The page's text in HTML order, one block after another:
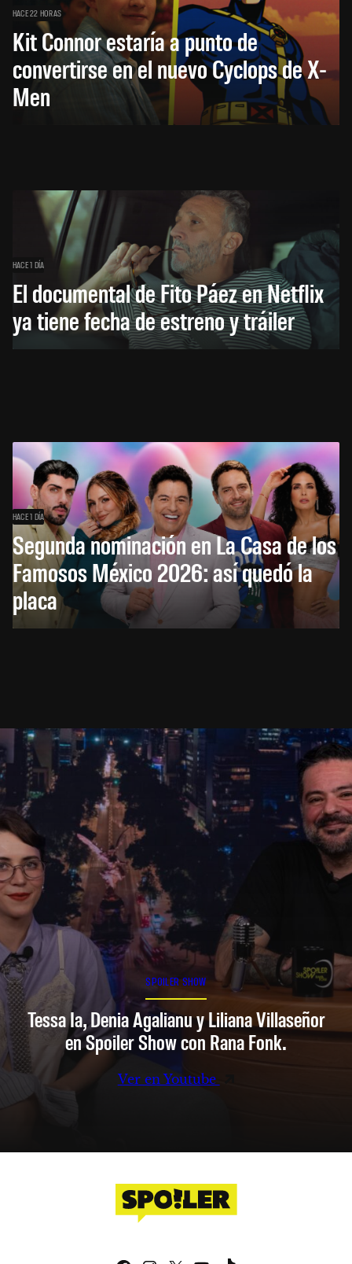
HACE 22 HORAS
Kit Connor estaría a punto de
convertirse en el nuevo Cyclops de X-
Men
HACE 1 DÍA
El documental de Fito Páez en Netflix
ya tiene fecha de estreno y tráiler
HACE 1 DÍA
Segunda nominación en La Casa de los
Famosos México 2026: así quedó la
placa
SPOILER SHOW
Tessa Ia, Denia Agalianu y Liliana Villaseñor
en Spoiler Show con Rana Fonk.
Ver en Youtube
Facebook
Instagram
X YouTube